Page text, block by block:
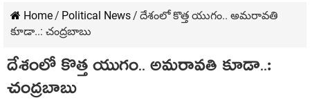
Home/ Political News/ దేశంలో కొత్త యుగం.. అమ‌రావతి
కూడా..: చంద్ర‌బాబు
దేశంలో కొత్త యుగం.. అమ‌రావతి కూడా..:
చంద్ర‌బాబు